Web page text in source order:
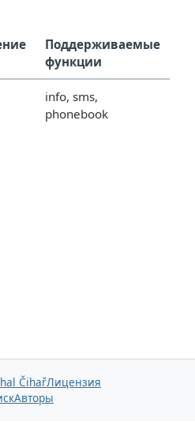
Поддерживаемые
функции
info, sms,
phonebook
ČihařЛицензия
Авторы